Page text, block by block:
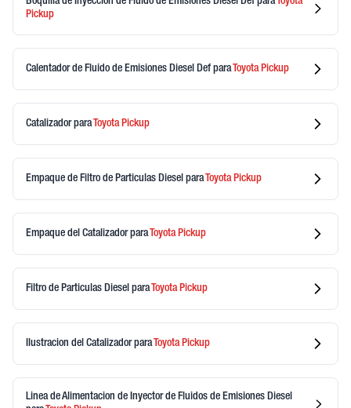
Pickup
Calentador de Fluido de Emisiones Diesel Def paraToyotaPickup
CatalizadorparaToyotaPickup
Empaque de Filtro de Particulas Diesel paraToyotaPickup
Empaque del CatalizadorparaToyotaPickup
Filtro de Particulas Diesel paraToyotaPickup
Ilustracion del CatalizadorparaToyotaPickup
Linea de Alimentacion de Inyector de Fluidos de Emisiones Diesel